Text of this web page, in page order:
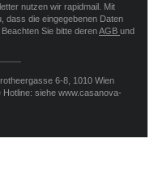
nutzen wir rapidmail. Mit
dass die eingegebenen Daten
Sie bitte derenAGB und
6-8, 1010 Wien
siehe www.casanova-